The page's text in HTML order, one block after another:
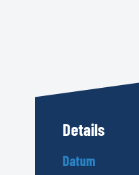
Details
Datum